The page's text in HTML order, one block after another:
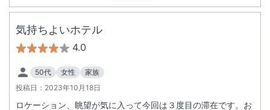
気持ちよいホテル
4.0
50代 女性
家族
投稿日： 2023年10月18日
ロケーション、眺望が気に入って今回は３度目の滞在です。お